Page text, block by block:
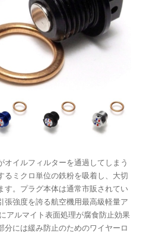
イルフィルターを通過してしまう
るミクロ単位の鉄粉を吸着し、大切
す。プラグ本体は通常市販されてい
張強度を誇る航空機用最高級軽量ア
アルマイト表面処理が腐食防止効果
分には緩み防止のためのワイヤーロ